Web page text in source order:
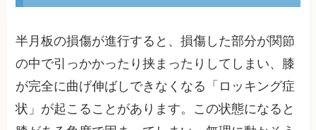
半月板の損傷が進行すると、損傷した部分が関節
の中で引っかかったり挟まったりしてしまい、膝
が完全に曲げ伸ばしできなくなる「ロッキング症
状」が起こることがあります。この状態になると